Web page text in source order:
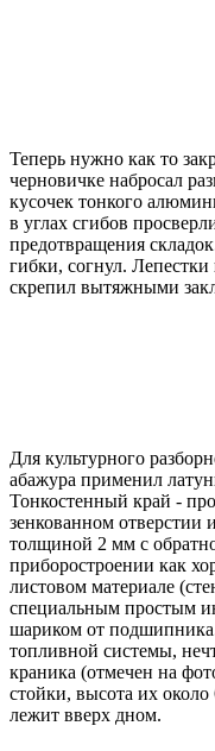
Теперь нужно как то
черновичке набросал
кусочек тонкого
в углах сгибов
предотвращения
гибки, согнул.
скрепил вытяжными
Для культурного
абажура применил
Тонкостенный край -
зенкованном отверстии
толщиной 2 мм с
приборостроении как
листовом материале
специальным простым
шариком от
топливной системы,
краника (отмечен на
стойки, высота их
лежит вверх дном.